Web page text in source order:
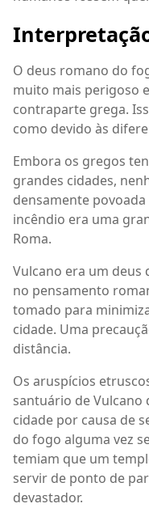
O deus romano do
muito mais perigoso
contraparte grega.
como devido às
Embora os gregos
grandes cidades,
densamente
incêndio era uma
Roma.
Vulcano era um deus
no pensamento
tomado para
cidade. Uma
distância.
Os aruspícios
santuário de Vulcano
cidade por causa de
do fogo alguma vez
temiam que um
servir de ponto de
devastador.